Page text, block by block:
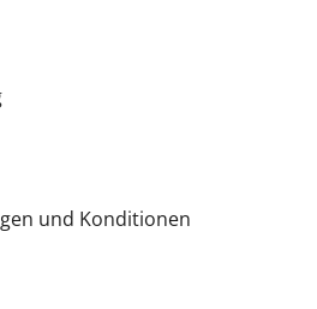
und Konditionen